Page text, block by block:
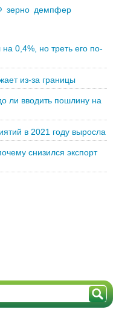
зерно демпфер
0,4%, но треть его по-
из-за границы
ли вводить пошлину на
в 2021 году выросла
снизился экспорт